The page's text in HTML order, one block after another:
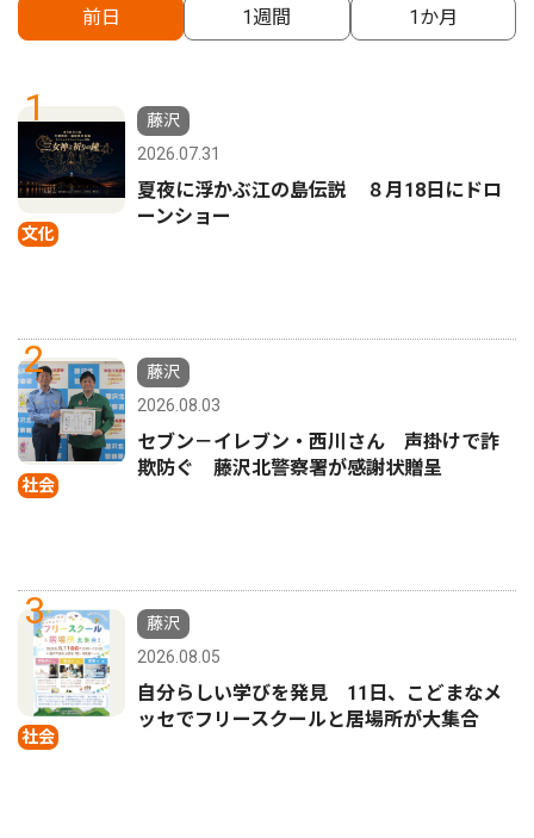
前日 1週間 1か月
1
文化
藤沢
2026.07.31
夏夜に浮かぶ江の島伝説 ８月18日にドロ
ーンショー
2
社会
藤沢
2026.08.03
セブン－イレブン・西川さん 声掛けで詐
欺防ぐ 藤沢北警察署が感謝状贈呈
3
社会
藤沢
2026.08.05
自分らしい学びを発見 11日、こどまなメ
ッセでフリースクールと居場所が大集合